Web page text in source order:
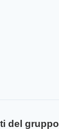
del gruppo